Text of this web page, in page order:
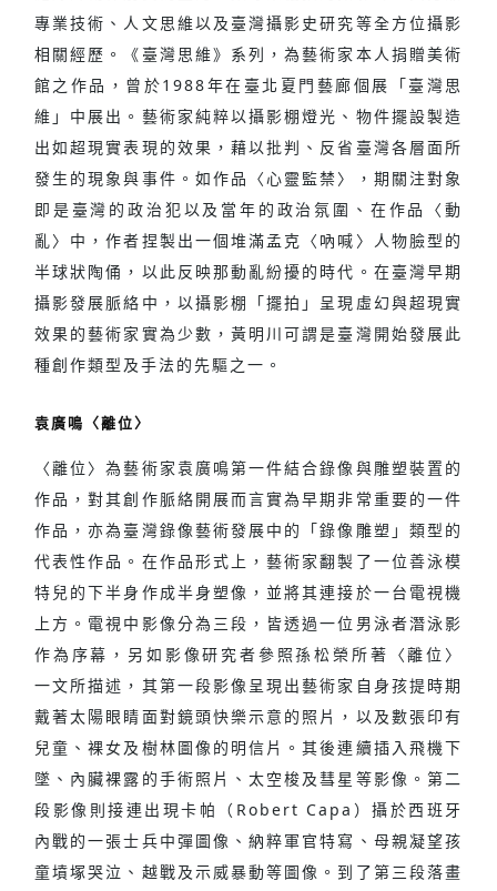
專業技術、人文思維以及臺灣攝影史研究等全方位攝影
相關經歷。《臺灣思維》系列，為藝術家本人捐贈美術
館之作品，曾於1988年在臺北夏門藝廊個展「臺灣思
維」中展出。藝術家純粹以攝影棚燈光、物件擺設製造
出如超現實表現的效果，藉以批判、反省臺灣各層面所
發生的現象與事件。如作品〈心靈監禁〉，期關注對象
即是臺灣的政治犯以及當年的政治氛圍、在作品〈動
亂〉中，作者捏製出一個堆滿孟克〈吶喊〉人物臉型的
半球狀陶俑，以此反映那動亂紛擾的時代。在臺灣早期
攝影發展脈絡中，以攝影棚「擺拍」呈現虛幻與超現實
效果的藝術家實為少數，黃明川可謂是臺灣開始發展此
種創作類型及手法的先驅之一。
袁廣鳴〈離位〉
〈離位〉為藝術家袁廣鳴第一件結合錄像與雕塑裝置的
作品，對其創作脈絡開展而言實為早期非常重要的一件
作品，亦為臺灣錄像藝術發展中的「錄像雕塑」類型的
代表性作品。在作品形式上，藝術家翻製了一位善泳模
特兒的下半身作成半身塑像，並將其連接於一台電視機
上方。電視中影像分為三段，皆透過一位男泳者潛泳影
作為序幕，另如影像研究者參照孫松榮所著〈離位〉
一文所描述，其第一段影像呈現出藝術家自身孩提時期
戴著太陽眼睛面對鏡頭快樂示意的照片，以及數張印有
兒童、裸女及樹林圖像的明信片。其後連續插入飛機下
墜、內臟裸露的手術照片、太空梭及彗星等影像。第二
段影像則接連出現卡帕（Robert Capa）攝於西班牙
內戰的一張士兵中彈圖像、納粹軍官特寫、母親凝望孩
童墳塚哭泣、越戰及示威暴動等圖像。到了第三段落畫